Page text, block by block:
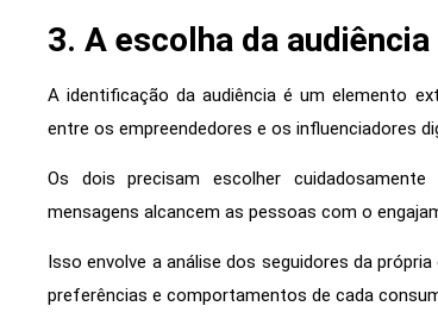
3. A escolha da audiência
A identificação da audiência é um elemento
entre os empreendedores e os influenciadores
Os dois precisam escolher
mensagens alcancem as pessoas com o
Isso envolve a análise dos seguidores da
preferências e comportamentos de cada